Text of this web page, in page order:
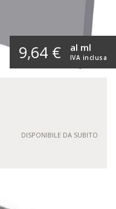
9,64 € IVA inclusa
al ml
DISPONIBILE DA SUBITO